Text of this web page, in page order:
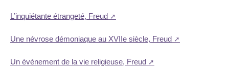
L’inquiétante étrangeté, Freud
Une névrose démoniaque au XVIIe siècle, Freud
Un événement de la vie religieuse, Freud